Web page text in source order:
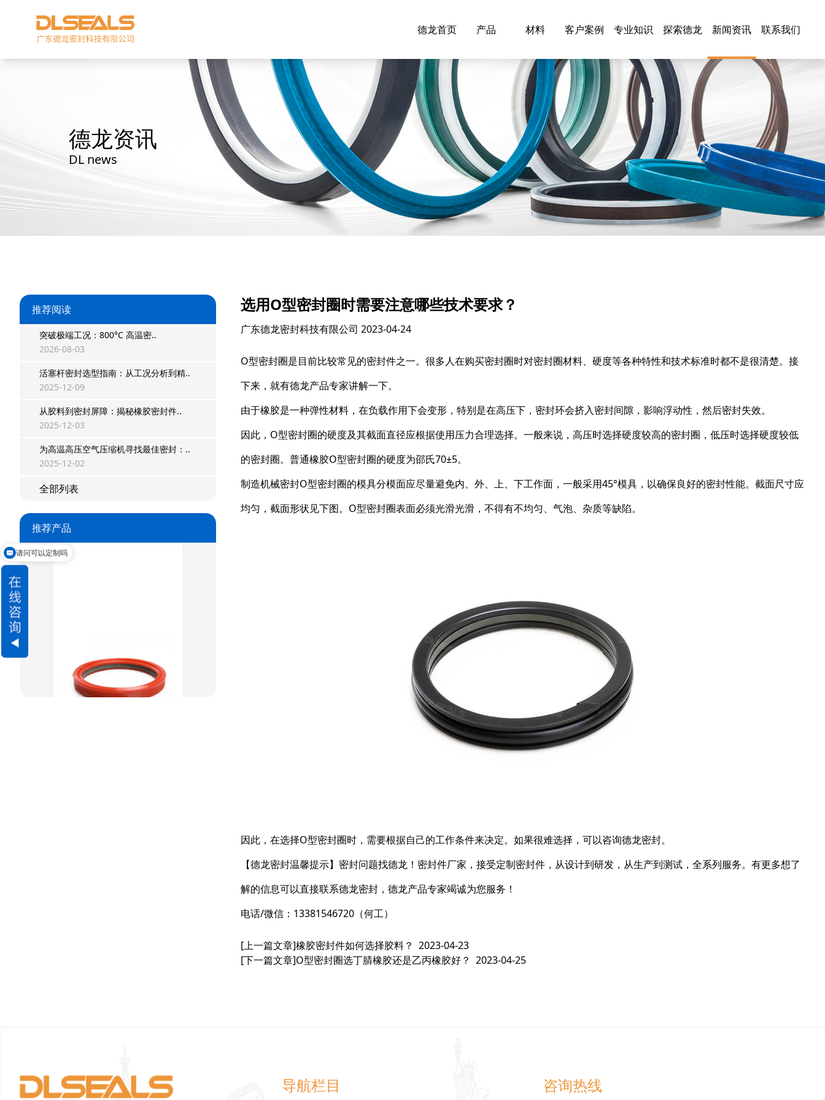
德龙首页 产品 材料 客户案例 专业知识 探索德龙 新闻资讯 联系我们
德龙资讯
DL news
推荐阅读
突破极端工况：800°C 高温密..
2026-08-03
活塞杆密封选型指南：从工况分析到精..
2025-12-09
从胶料到密封屏障：揭秘橡胶密封件..
2025-12-03
为高温高压空气压缩机寻找最佳密封：..
2025-12-02
全部列表
推荐产品
阶梯组合封
星型双O组合
阶梯组合封
选用O型密封圈时需要注意哪些技术要求？
广东德龙密封科技有限公司 2023-04-24
O型密封圈是目前比较常见的密封件之一。很多人在购买密封圈时对密封圈材料、硬度等各种特性和技术标准时都不是很清楚。接
下来，就有德龙产品专家讲解一下。
由于橡胶是一种弹性材料，在负载作用下会变形，特别是在高压下，密封环会挤入密封间隙，影响浮动性，然后密封失效。
因此，O型密封圈的硬度及其截面直径应根据使用压力合理选择。一般来说，高压时选择硬度较高的密封圈，低压时选择硬度较低
的密封圈。普通橡胶O型密封圈的硬度为邵氏70±5。
制造机械密封O型密封圈的模具分模面应尽量避免内、外、上、下工作面，一般采用45°模具，以确保良好的密封性能。截面尺寸应
均匀，截面形状见下图。O型密封圈表面必须光滑光滑，不得有不均匀、气泡、杂质等缺陷。
因此，在选择O型密封圈时，需要根据自己的工作条件来决定。如果很难选择，可以咨询德龙密封。
【德龙密封温馨提示】密封问题找德龙！密封件厂家，接受定制密封件，从设计到研发，从生产到测试，全系列服务。有更多想了
解的信息可以直接联系德龙密封，德龙产品专家竭诚为您服务！
电话/微信：13381546720（何工）
[上一篇文章]橡胶密封件如何选择胶料？ 2023-04-23
[下一篇文章]O型密封圈选丁腈橡胶还是乙丙橡胶好？ 2023-04-25
导航栏目 咨询热线
请问可以定制吗